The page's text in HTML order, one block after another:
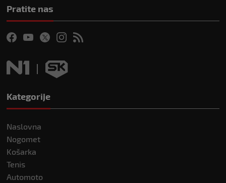
Pratite nas
Kategorije
Naslovna
Nogomet
Košarka
Tenis
Automoto